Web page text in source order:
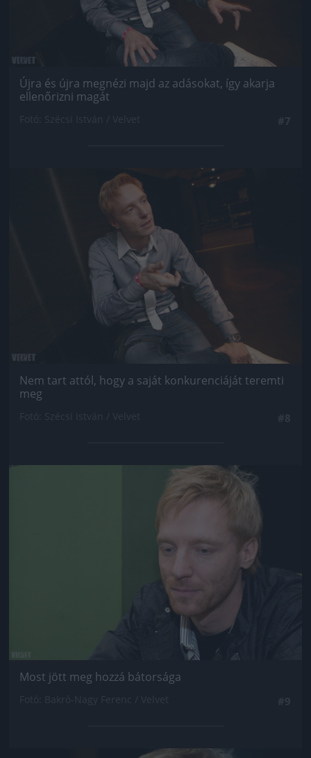
Újra és újra megnézi majd az adásokat, így akarja
ellenőrizni magát
Jön még kép!
Nem tart attól, hogy a saját konkurenciáját teremti
meg
Jön még kép!
Most jött meg hozzá bátorsága